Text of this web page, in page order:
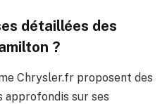
détaillées des
?
Chrysler.fr proposent des
approfondis sur ses